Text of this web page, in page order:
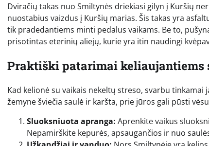
Dviračių takas nuo Smiltynės driekiasi gilyn į Kuršių
nuostabius vaizdus į Kuršių marias. Šis takas yra
tik pradedantiems minti pedalus vaikams. Be to,
prisotintas eterinių aliejų, kurie yra itin naudingi
Praktiški patarimai keliaujantiems
Kad kelionė su vaikais nekeltų streso, svarbu
žemyne šviečia saulė ir karšta, prie jūros gali pūsti
Sluoksniuota apranga: Aprenkite vaikus
Nepamirškite kepurės, apsaugančios ir nuo